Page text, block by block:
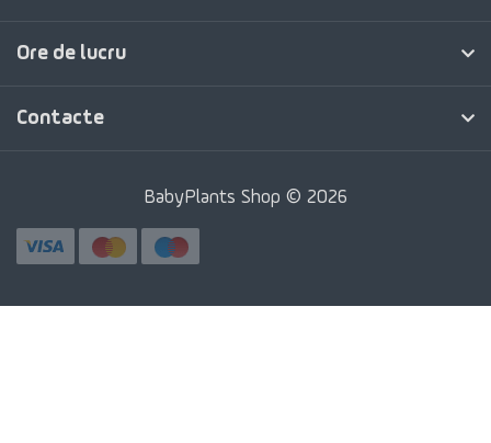
Ore de lucru
Contacte
BabyPlants Shop © 2026